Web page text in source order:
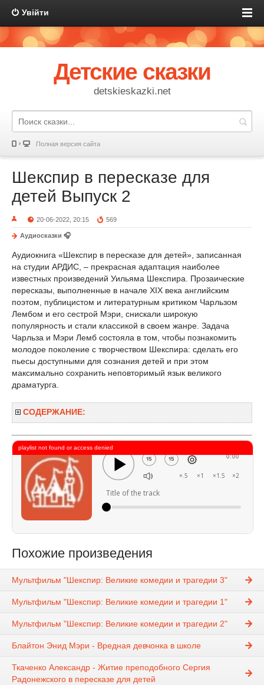
Увійти
Детские сказки
detskieskazki.net
Полная версия сайта
Шекспир в пересказе для
детей Выпуск 2
20-06-2022, 20:15 569
Аудиосказки 🎧
Аудиокнига «Шекспир в пересказе для детей», записанная
на студии АРДИС, – прекрасная адаптация наиболее
известных произведений Уильяма Шекспира. Прозаические
пересказы, выполненные в начале XIX века английским
поэтом, публицистом и литературным критиком Чарльзом
Лембом и его сестрой Мэри, снискали широкую
популярность и стали классикой в своем жанре. Задача
Чарльза и Мэри Лемб состояла в том, чтобы познакомить
молодое поколение с творчеством Шекспира: сделать его
пьесы доступными для сознания детей и при этом
максимально сохранить неповторимый язык великого
драматурга.
СОДЕРЖАНИЕ:
Title of the track
0:00
×1
×.5 ×1.5 ×2
playlist not found or access denied
Похожие произведения
Мультфильм "Шекспир: Великие комедии и трагедии 3"
Мультфильм "Шекспир: Великие комедии и трагедии 1"
Мультфильм "Шекспир: Великие комедии и трагедии 2"
Блайтон Энид Мэри - Вредная девчонка в школе
Ткаченко Александр - Житие преподобного Сергия
Радонежского в пересказе для детей